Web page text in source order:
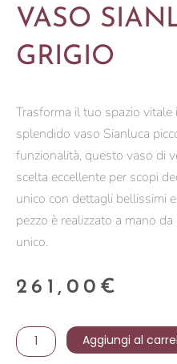
VASO
GRIGIO
Trasforma il tuo spazio
splendido vaso Sianluca
funzionalità, questo vaso di
scelta eccellente per scopi
unico con dettagli bellissimi
pezzo è realizzato a mano
unico.
261,00 €
VASO
SIANLUCA
Aggiungi al